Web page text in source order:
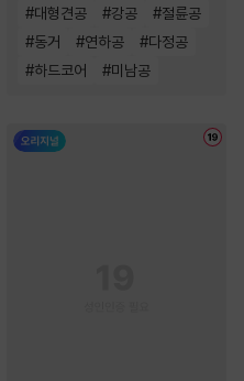
#대형견공 #강공 #절륜공
#동거 #연하공 #다정공
#하드코어 #미남공